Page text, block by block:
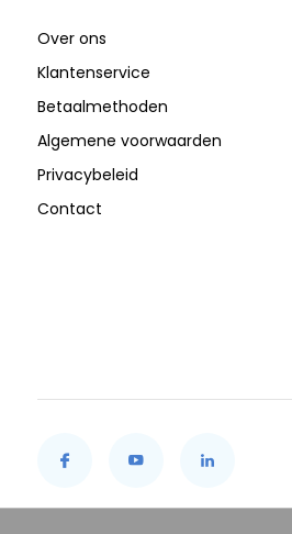
Over ons
Klantenservice
Betaalmethoden
Algemene voorwaarden
Privacybeleid
Contact